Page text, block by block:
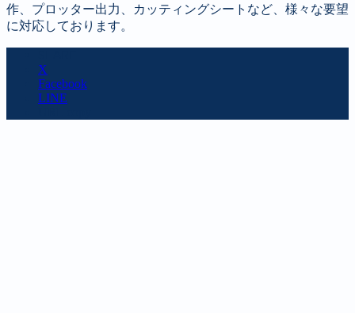
作、プロッター出力、カッティングシートなど、様々な要望
に対応しております。
X
Facebook
LINE